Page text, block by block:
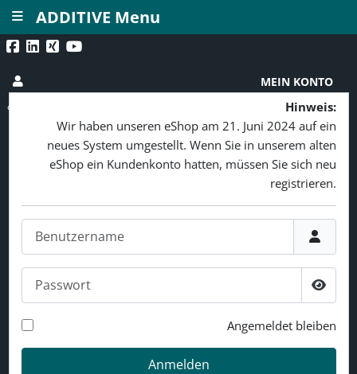
MEIN KONTO
Hinweis:
Wir haben unseren eShop am 21. Juni 2024 auf ein
neues System umgestellt. Wenn Sie in unserem alten
eShop ein Kundenkonto hatten, müssen Sie sich neu
registrieren.
Angemeldet bleiben
Anmelden
ADDITIVE Menu
≡